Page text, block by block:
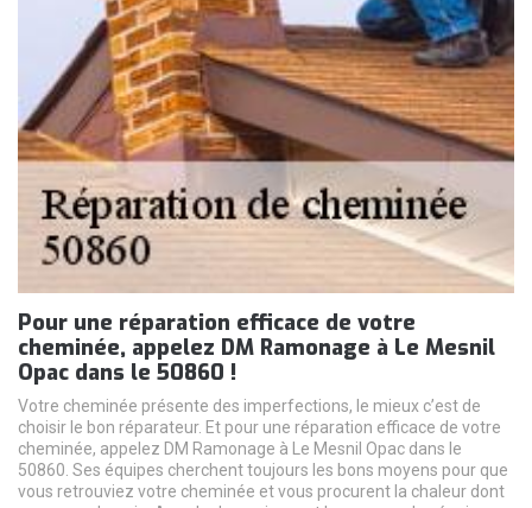
Pour une réparation efficace de votre
cheminée, appelez DM Ramonage à Le Mesnil
Opac dans le 50860 !
Votre cheminée présente des imperfections, le mieux c’est de
choisir le bon réparateur. Et pour une réparation efficace de votre
cheminée, appelez DM Ramonage à Le Mesnil Opac dans le
50860. Ses équipes cherchent toujours les bons moyens pour que
vous retrouviez votre cheminée et vous procurent la chaleur dont